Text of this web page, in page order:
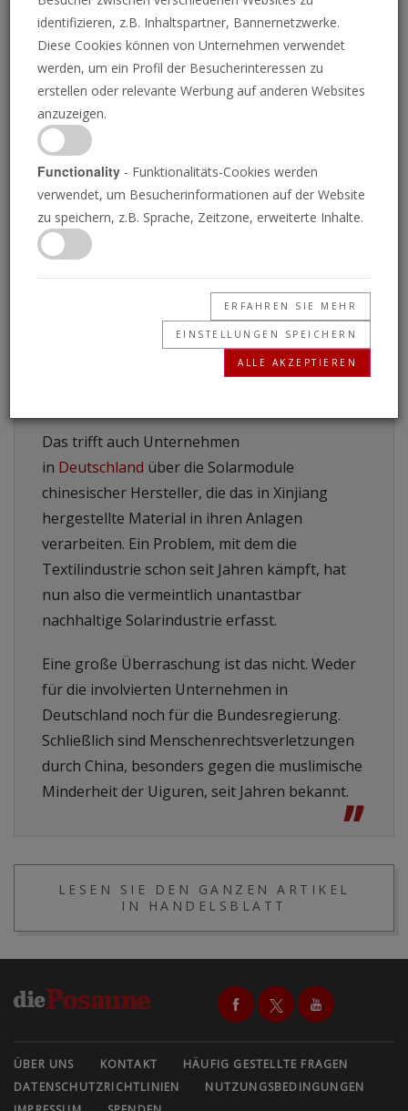
das wichtigste Thema unserer Zeit. Wirklich
nachhaltig ist er aber erst dann, wenn man sich
auch mit den Schattenseiten auseinandersetzt.
Grüner Strom
gut. Aber so einfach ist es nicht. Zumindest
dann nicht, wenn es umSolarmodule auf
Häusern, Äckern und Felderngeht. Seit
Monaten stehen schwere Vorwürfe gegen die
Solarbranche im Raum: Die Hersteller scherten
Zwangssterilisationen und massenhaften
Internierungen von über einer Million
Menschen in der chinesischen Region Xinjiang,
einer wichtigen Rohstoffregion für die
Das trifft auch Unternehmen
in Deutschland über die Solarmodule
chinesischer Hersteller, die das in Xinjiang
hergestellte Material in ihren Anlagen
verarbeiten. Ein Problem, mit dem die
Textilindustrie schon seit Jahren kämpft, hat
nun also die vermeintlich unantastbar
nachhaltige Solarindustrie erfasst.
Eine große Überraschung ist das nicht. Weder
für die involvierten Unternehmen in
Deutschland noch für die Bundesregierung.
Schließlich sind Menschenrechtsverletzungen
durch China, besonders gegen die muslimische
Minderheit der Uiguren, seit Jahren bekannt.”
LESEN SIE DEN GANZEN ARTIKEL
IN HANDELSBLATT
ÜBER UNS KONTAKT
HÄUFIG GESTELLTE FRAGEN
DATENSCHUTZRICHTLINIEN
NUTZUNGSBEDINGUNGEN
identifizieren, z.B. Inhaltspartner, Bannernetzwerke.
Diese Cookies können von Unternehmen verwendet
werden, um ein Profil der Besucherinteressen zu
erstellen oder relevante Werbung auf anderen Websites
anzuzeigen.
Functionality - Funktionalitäts-Cookies werden
verwendet, um Besucherinformationen auf der Website
zu speichern, z.B. Sprache, Zeitzone, erweiterte Inhalte.
ERFAHREN SIE MEHR
EINSTELLUNGEN SPEICHERN
ALLE AKZEPTIEREN